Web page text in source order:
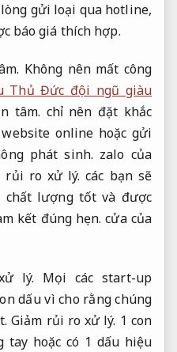
gửi loại qua hotline,
báo giá thích hợp.
Không nên mất công
Thủ Đức đội ngũ giàu
tâm. chỉ nên đặt khắc
online hoặc gửi
phát sinh. zalo của
rủi ro xử lý. các bạn sẽ
chất lượng tốt và được
kết đúng hẹn. cửa của
lý. Mọi các start-up
dấu vì cho rằng chúng
Giảm rủi ro xử lý. 1 con
tay hoặc có 1 dấu hiệu